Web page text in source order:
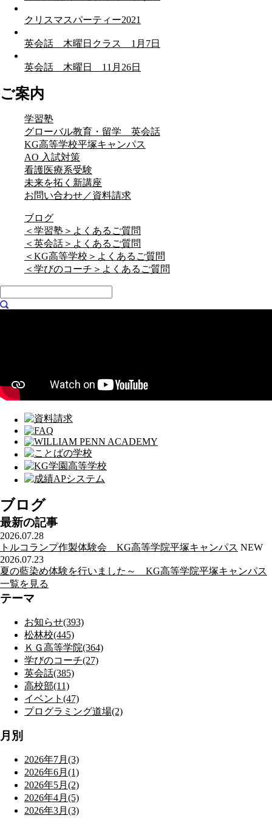
クリスマスパーティー2021
英会話 木曜日クラス 1月7日
英会話 木曜日 11月26日
ご案内
学習塾
グローバル教育・留学 英会話
KG高等学校平塚キャンパス
AO 入試対策
看護医療系受験
未来を拓く新講座
お問い合わせ／資料請求
ブログ
＜学習塾＞よくあるご質問
＜英会話＞よくあるご質問
＜KG高等学校＞よくあるご質問
＜学びのコーチ＞よくあるご質問
ブログ
最新の記事
2026.07.28
トルコランプ作製体験会 KG高等学院平塚キャンパス NEW
2026.07.23
夏の藍染め体験を行いました～ KG高等学院平塚キャンパス
一覧を見る
テーマ
お知らせ(393)
松林校(445)
ＫＧ高等学院(364)
学びのコーチ(27)
英会話(385)
高校部(11)
イベント(47)
プログラミング道場(2)
月別
2026年7月(3)
2026年6月(1)
2026年5月(2)
2026年4月(5)
2026年3月(3)